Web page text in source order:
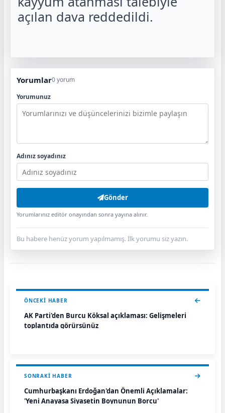
açılan dava reddedildi.
Yorumlar0 yorum
Yorumunuz
Adınız soyadınız
Gönder
Yorumlarınız editör onayından sonra yayına alınır.
Bu habere henüz yorum yapılmamış. İlk yorumu siz yazın.
ÖNCEKI HABER
AK Parti'den Burcu Köksal açıklaması: Gelişmeleri
toplantıda görürsünüz
SONRAKI HABER
Cumhurbaşkanı Erdoğan'dan Önemli Açıklamalar:
'Yeni Anayasa Siyasetin Boynunun Borcu'